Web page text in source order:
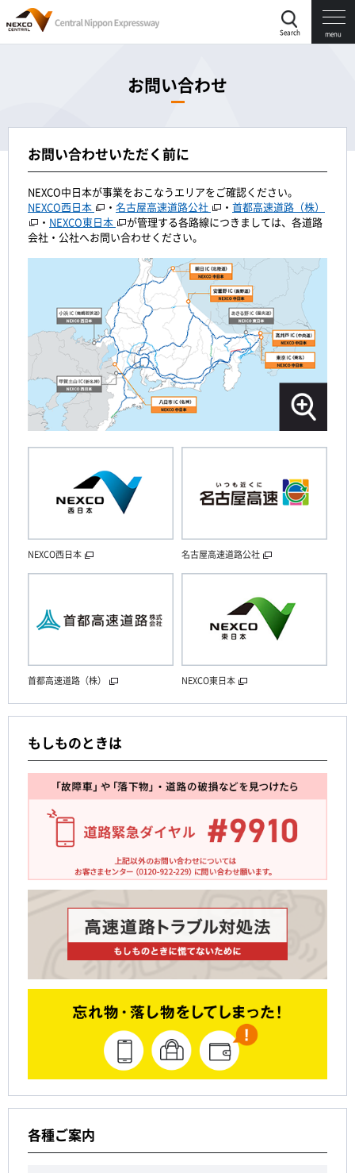
Search menu
お問い合わせ
お問い合わせいただく前に
NEXCO中日本が事業をおこなうエリアをご確認ください。
NEXCO西日本
・ 名古屋高速道路公社 ・ 首都高速道路（株）
・ NEXCO東日本
が管理する各路線につきましては、各道路
会社・公社へお問い合わせください。
NEXCO西日本 名古屋高速道路公社
首都高速道路（株） NEXCO東日本
もしものときは
各種ご案内